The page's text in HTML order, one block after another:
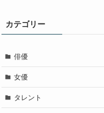
カテゴリー
俳優
女優
タレント